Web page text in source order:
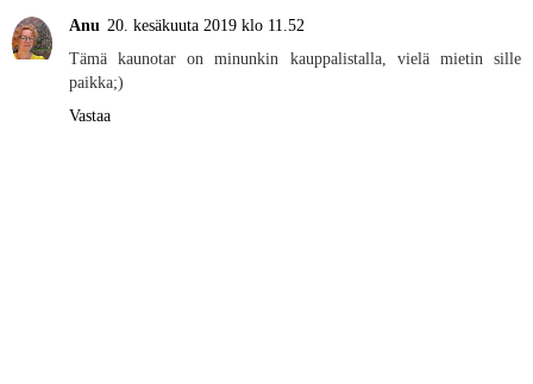
Anu 20. kesäkuuta 2019 klo 11.52
Tämä kaunotar on minunkin kauppalistalla, vielä mietin sille
paikka;)
Vastaa